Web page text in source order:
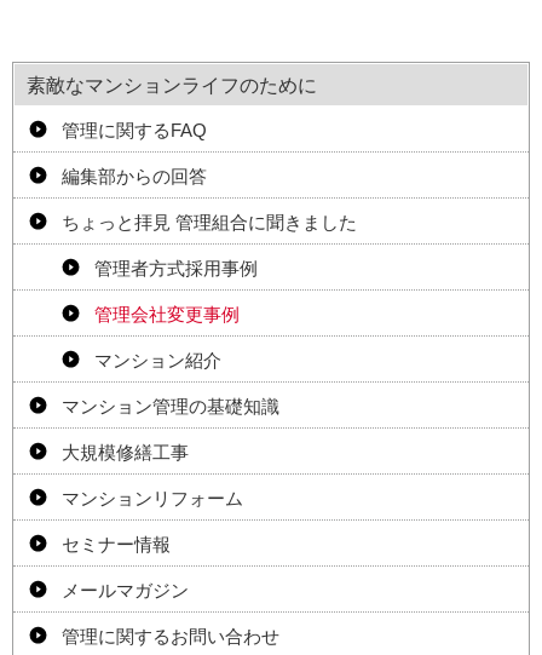
素敵なマンションライフのために
管理に関するFAQ
編集部からの回答
ちょっと拝見 管理組合に聞きました
管理者方式採用事例
管理会社変更事例
マンション紹介
マンション管理の基礎知識
大規模修繕工事
マンションリフォーム
セミナー情報
メールマガジン
管理に関するお問い合わせ